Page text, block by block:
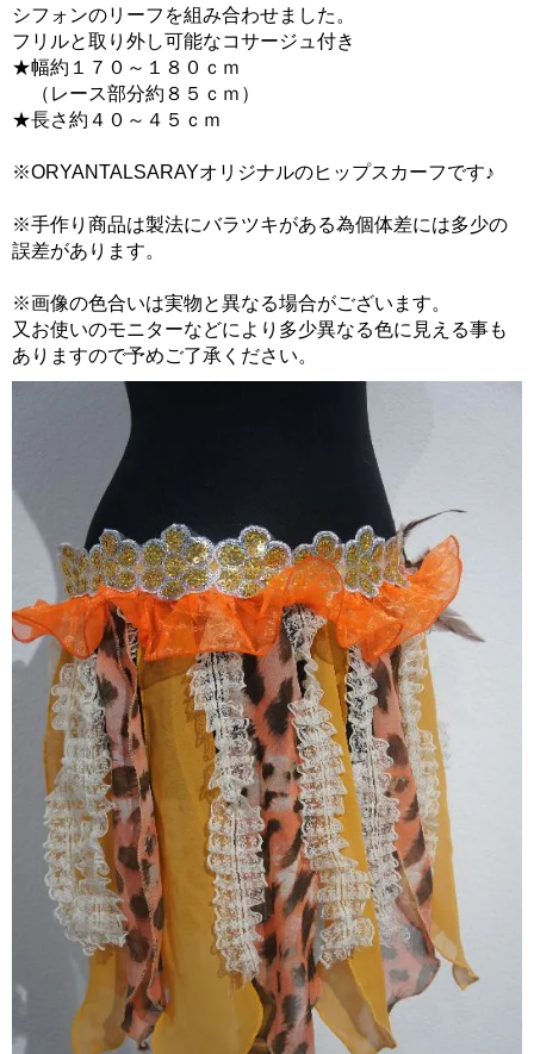
シフォンのリーフを組み合わせました。
フリルと取り外し可能なコサージュ付き
★幅約１７０～１８０ｃｍ
（レース部分約８５ｃｍ）
★長さ約４０～４５ｃｍ
※ORYANTALSARAYオリジナルのヒップスカーフです♪
※手作り商品は製法にバラツキがある為個体差には多少の
誤差があります。
※画像の色合いは実物と異なる場合がございます。
又お使いのモニターなどにより多少異なる色に見える事も
ありますので予めご了承ください。